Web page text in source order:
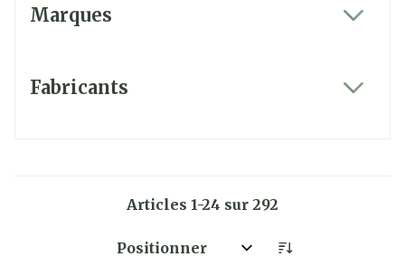
Marques
Fabricants
Articles 1-24 sur 292
Trier par: